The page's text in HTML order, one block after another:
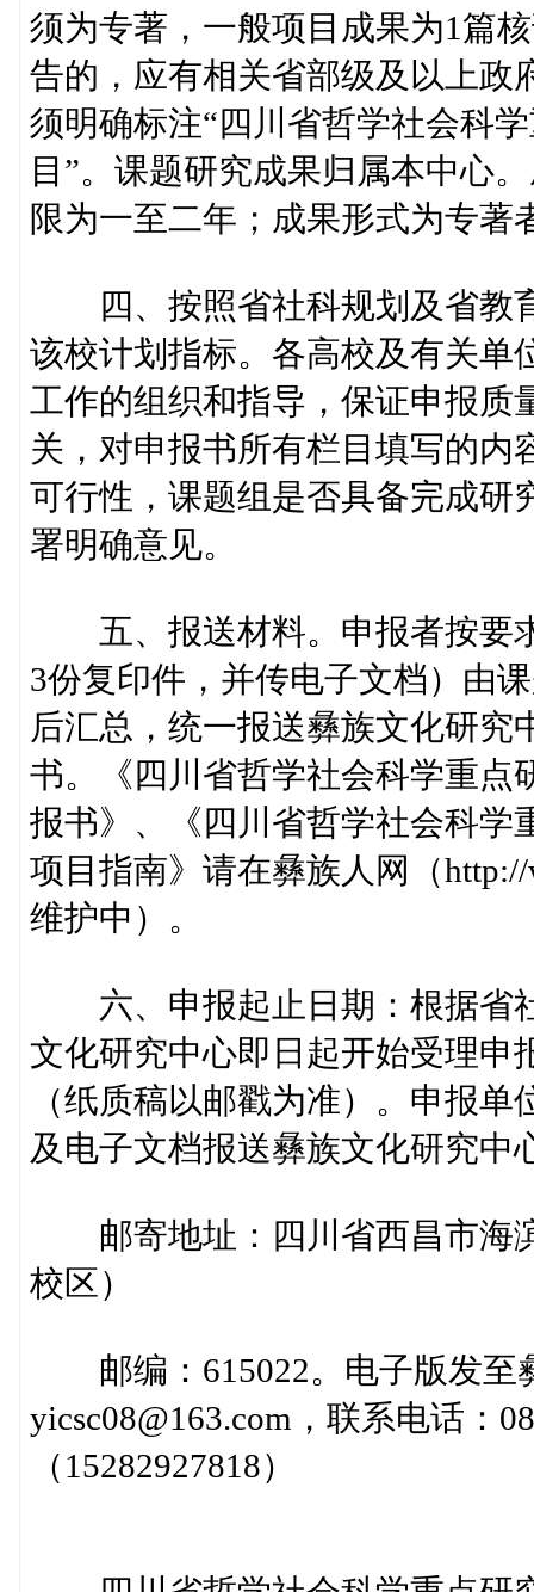
须为专著，一般项目成果为1篇
告的，应有相关省部级及以上政
须明确标注“四川省哲学社会科
目”。课题研究成果归属本中心
限为一至二年；成果形式为专著
四、按照省社科规划及省教
该校计划指标。各高校及有关单
工作的组织和指导，保证申报质
关，对申报书所有栏目填写的内
可行性，课题组是否具备完成研
署明确意见。
五、报送材料。申报者按要
3份复印件，并传电子文档）由
后汇总，统一报送彝族文化研
书。《四川省哲学社会科学重点
报书》、《四川省哲学社会科学
项目指南》请在彝族人网（
维护中）。
六、申报起止日期：根据省
文化研究中心即日起开始受理申
（纸质稿以邮戳为准）。申报
及电子文档报送彝族文化研究中
邮寄地址：四川省西昌市海
校区）
邮编：615022。电子版发至
yicsc08@163.com，联系电话：
（15282927818）